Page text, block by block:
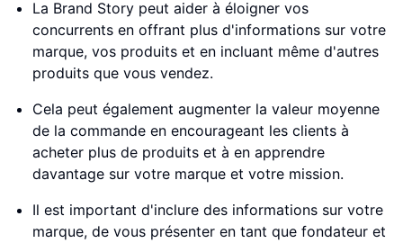
La Brand Story peut aider à éloigner vos
concurrents en offrant plus d'informations sur votre
marque, vos produits et en incluant même d'autres
produits que vous vendez.
Cela peut également augmenter la valeur moyenne
de la commande en encourageant les clients à
acheter plus de produits et à en apprendre
davantage sur votre marque et votre mission.
Il est important d'inclure des informations sur votre
marque, de vous présenter en tant que fondateur et